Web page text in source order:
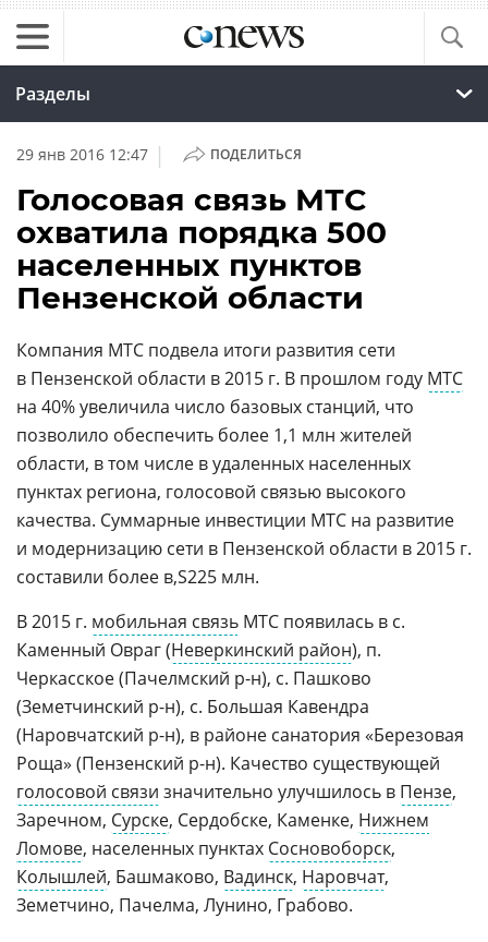
Разделы
29 янв 2016 12:47 | ПОДЕЛИТЬСЯ
Голосовая связь МТС
охватила порядка 500
населенных пунктов
Пензенской области
Компания МТС подвела итоги развития сети
в Пензенской области в 2015 г. В прошлом году МТС
на 40% увеличила число базовых станций, что
позволило обеспечить более 1,1 млн жителей
области, в том числе в удаленных населенных
пунктах региона, голосовой связью высокого
качества. Суммарные инвестиции МТС на развитие
и модернизацию сети в Пензенской области в 2015 г.
составили более
225 млн.
В 2015 г. мобильная связь МТС появилась в с.
Каменный Овраг (Неверкинский район), п.
Черкасское (Пачелмский р-н), с. Пашково
(Земетчинский р-н), с. Большая Кавендра
(Наровчатский р-н), в районе санатория «Березовая
Роща» (Пензенский р-н). Качество существующей
голосовой связи значительно улучшилось в Пензе,
Заречном, Сурске, Сердобске, Каменке, Нижнем
Ломове, населенных пунктах Сосновоборск,
Колышлей, Башмаково, Вадинск, Наровчат,
Земетчино, Пачелма, Лунино, Грабово.